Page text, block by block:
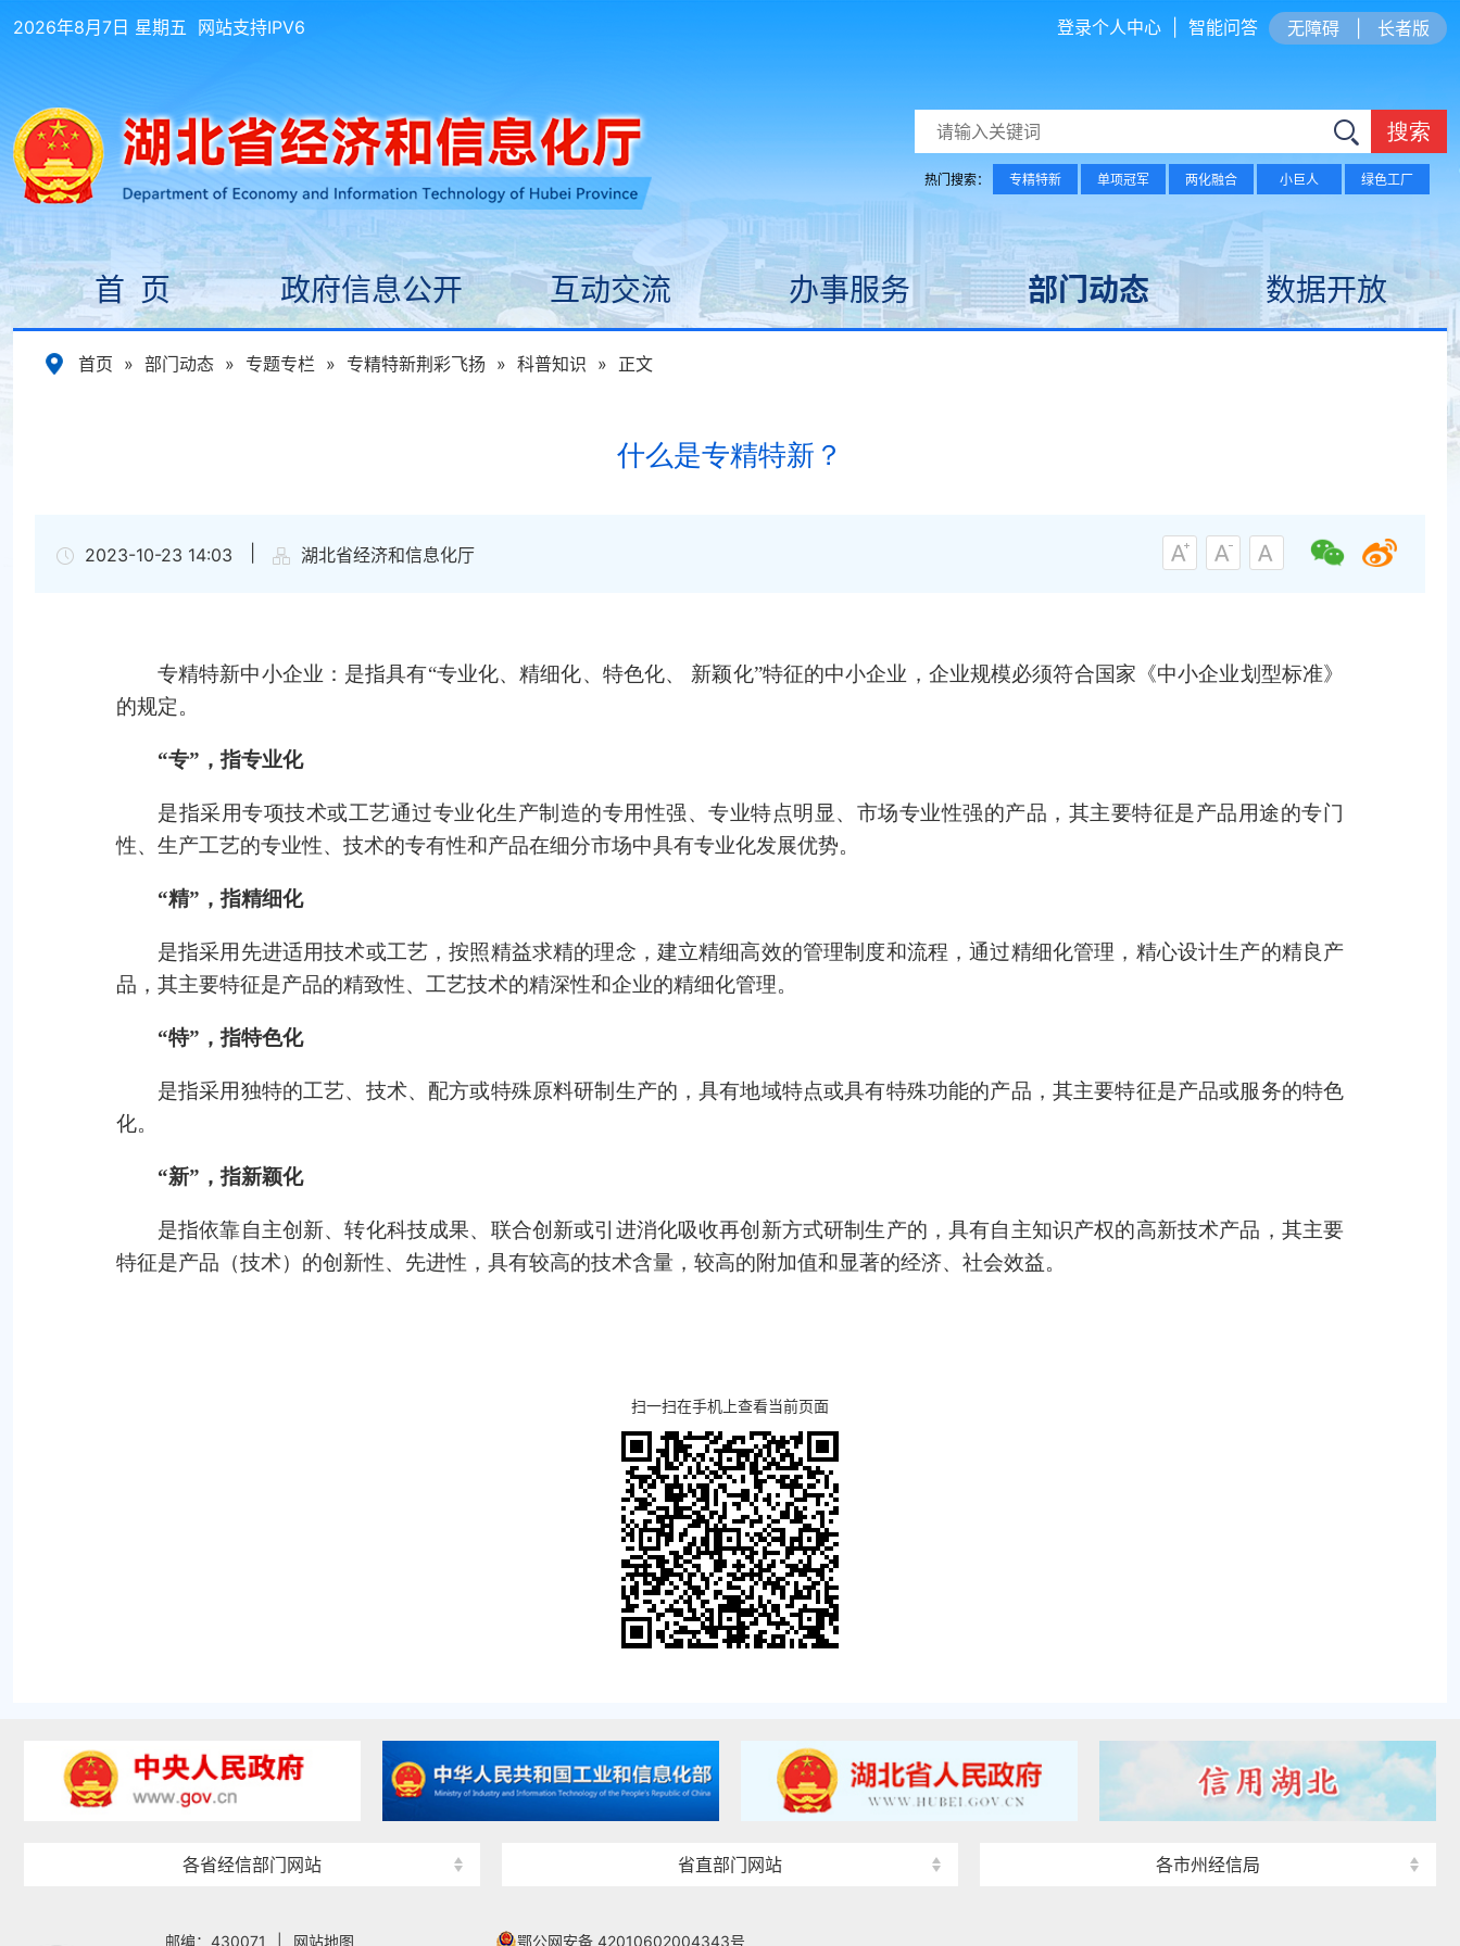
2026年8月7日 星期五 网站支持IPV6 无障碍 长者版
登录个人中心 智能问答
搜索
热门搜索： 专精特新 单项冠军 两化融合 小巨人 绿色工厂
首 页 政府信息公开 互动交流 办事服务 部门动态 数据开放
首页 » 部门动态 » 专题专栏 » 专精特新荆彩飞扬 » 科普知识 » 正文
什么是专精特新？
2023-10-23 14:03 湖北省经济和信息化厅
专精特新中小企业：是指具有“专业化、精细化、特色化、 新颖化”特征的中小企业，企业规模必须符合国家《中小企业划型标准》
的规定。
“专”，指专业化
是指采用专项技术或工艺通过专业化生产制造的专用性强、专业特点明显、市场专业性强的产品，其主要特征是产品用途的专门
性、生产工艺的专业性、技术的专有性和产品在细分市场中具有专业化发展优势。
“精”，指精细化
是指采用先进适用技术或工艺，按照精益求精的理念，建立精细高效的管理制度和流程，通过精细化管理，精心设计生产的精良产
品，其主要特征是产品的精致性、工艺技术的精深性和企业的精细化管理。
“特”，指特色化
是指采用独特的工艺、技术、配方或特殊原料研制生产的，具有地域特点或具有特殊功能的产品，其主要特征是产品或服务的特色
化。
“新”，指新颖化
是指依靠自主创新、转化科技成果、联合创新或引进消化吸收再创新方式研制生产的，具有自主知识产权的高新技术产品，其主要
特征是产品（技术）的创新性、先进性，具有较高的技术含量，较高的附加值和显著的经济、社会效益。
扫一扫在手机上查看当前页面
各省经信部门网站 省直部门网站 各市州经信局
邮编：430071 网站地图 鄂公网安备 42010602004343号